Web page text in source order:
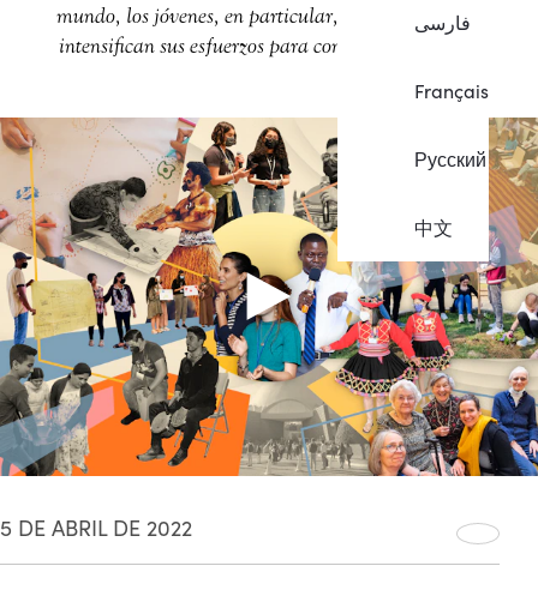
فارسی
Français
Русский
中文
mundo, los jóvenes, en particular, pasan al frente e
intensifican sus esfuerzos para construir la unidad.
5 DE ABRIL DE 2022